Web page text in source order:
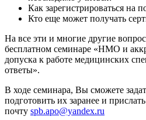
Как зарегистрироваться на
Кто еще может получать
На все эти и многие другие
бесплатном семинаре «НМО и
допуска к работе медицинских
ответы».
В ходе семинара, Вы сможете
подготовить их заранее и
почту spb.apo@yandex.ru